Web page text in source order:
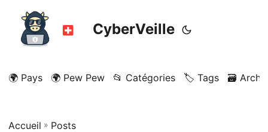
CyberVeille
🌍 Pays 🌍 Pew Pew 📂 Catégories 🏷️ Tags 🗃️
Accueil » Posts